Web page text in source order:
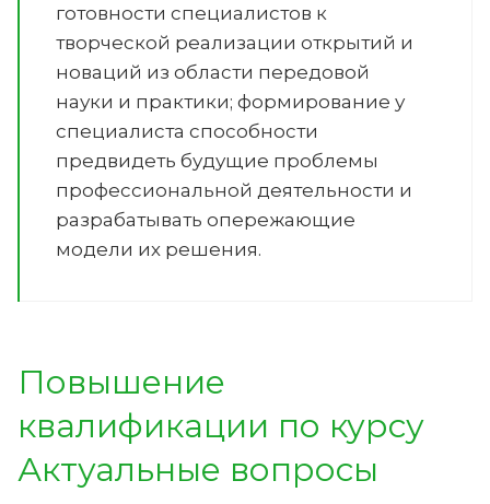
готовности специалистов к
творческой реализации открытий и
новаций из области передовой
науки и практики; формирование у
специалиста способности
предвидеть будущие проблемы
профессиональной деятельности и
разрабатывать опережающие
модели их решения.
Повышение
квалификации по курсу
Актуальные вопросы